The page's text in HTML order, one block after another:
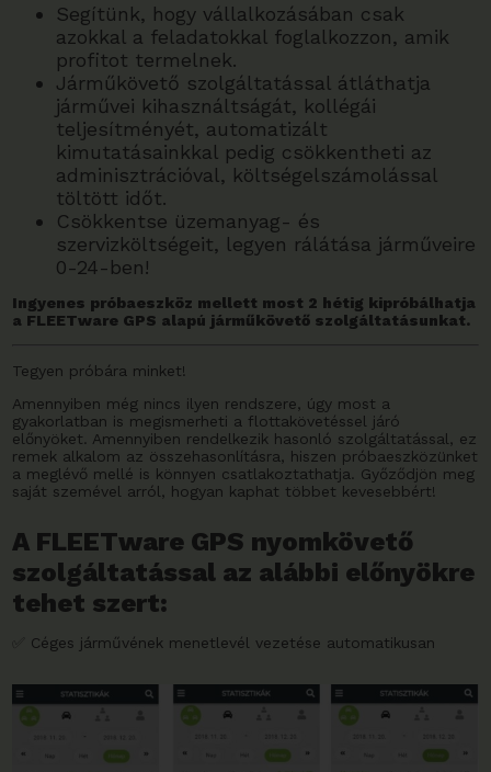
Segítünk, hogy vállalkozásában csak
azokkal a feladatokkal foglalkozzon, amik
profitot termelnek.
Járműkövető szolgáltatással átláthatja
járművei kihasználtságát, kollégái
teljesítményét, automatizált
kimutatásainkkal pedig csökkentheti az
adminisztrációval, költségelszámolással
töltött időt.
Csökkentse üzemanyag- és
szervizköltségeit, legyen rálátása járműveire
0-24-ben!
Ingyenes próbaeszköz mellett most 2 hétig kipróbálhatja
a FLEETware GPS alapú járműkövető szolgáltatásunkat.
Tegyen próbára minket!
Amennyiben még nincs ilyen rendszere, úgy most a
gyakorlatban is megismerheti a flottakövetéssel járó
előnyöket. Amennyiben rendelkezik hasonló szolgáltatással, ez
remek alkalom az összehasonlításra, hiszen próbaeszközünket
a meglévő mellé is könnyen csatlakoztathatja. Győződjön meg
saját szemével arról, hogyan kaphat többet kevesebbért!
A FLEETware GPS nyomkövető
szolgáltatással az alábbi előnyökre
tehet szert:
✅ Céges járművének menetlevél vezetése automatikusan